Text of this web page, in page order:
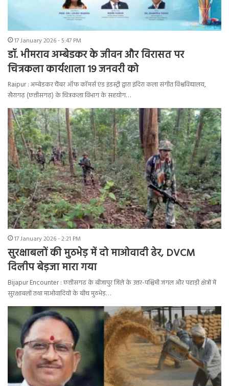
17 January 2026 - 5:47 PM
डॉ. भीमराव अम्बेडकर के जीवन और विरासत पर
चित्रकला कार्यशाला 19 जनवरी को
Raipur : अम्बेडकर चैंबर ऑफ कॉमर्स एंड इंडस्ट्री द्वारा इंदिरा कला संगीत विश्वविद्यालय,
खैरागढ़ (छत्तीसगढ़) के चित्रकला विभाग के सहयोग…
17 January 2026 - 2:21 PM
सुरक्षाबलों की मुठभेड़ में दो माओवादी ढेर, DVCM
दिलीप बेड़जा मारा गया
Bijapur Encounter : छत्तीसगढ के बीजापुर जिले के उत्तर-पश्चिमी जंगल और पहाड़ी क्षेत्रों में
सुरक्षाबलों तथा माओवादियों के बीच मुठभेड़…